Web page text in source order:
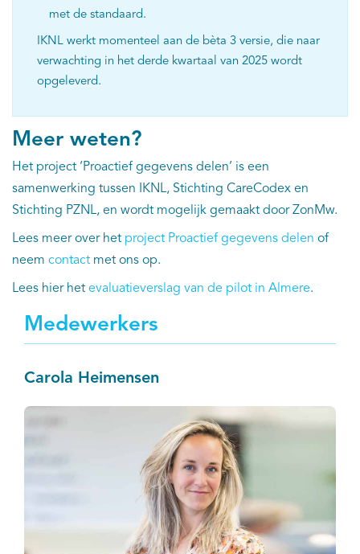
met de standaard.
IKNL werkt momenteel aan de bèta 3 versie, die naar
verwachting in het derde kwartaal van 2025 wordt
opgeleverd.
Meer weten?
Het project ‘Proactief gegevens delen’ is een
samenwerking tussen IKNL, Stichting CareCodex en
Stichting PZNL, en wordt mogelijk gemaakt door ZonMw.
Lees meer over het project Proactief gegevens delen of
neem contact met ons op.
Lees hier het evaluatieverslag van de pilot in Almere.
Medewerkers
Carola Heimensen